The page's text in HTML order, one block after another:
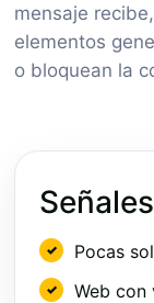
mensaje
elementos
o bloquean la
Pocas
Web con